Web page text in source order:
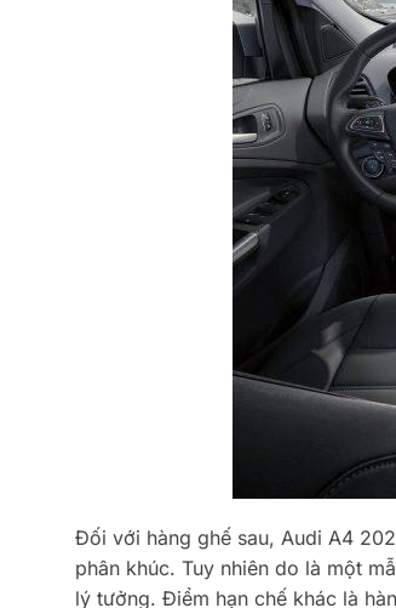
Đối với hàng ghế sau, Audi A4
phân khúc. Tuy nhiên do là một
lý tưởng. Điểm hạn chế khác là